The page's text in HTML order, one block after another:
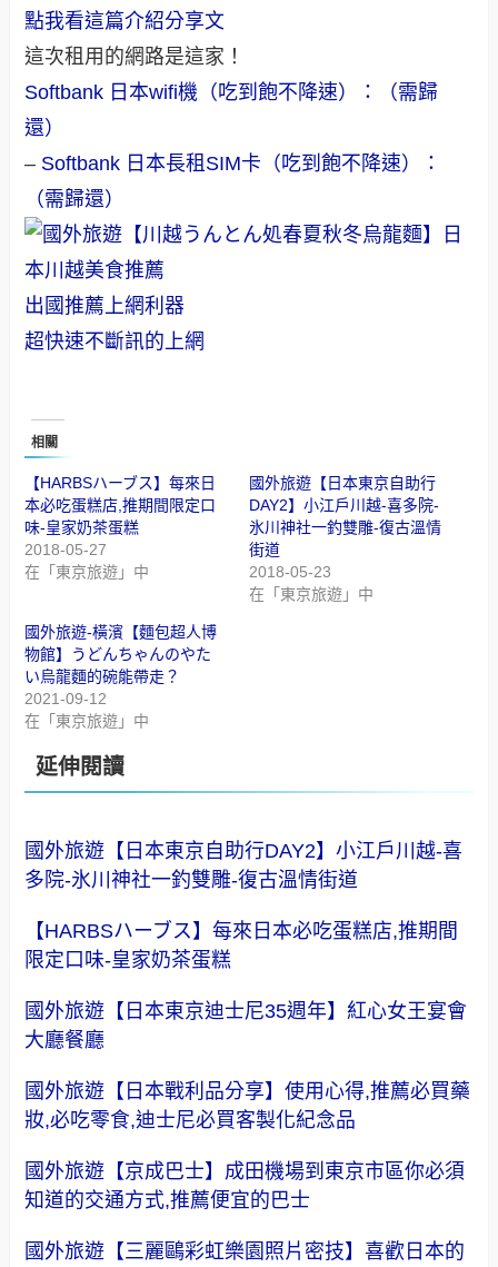
點我看這篇介紹分享文
這次租用的網路是這家！
Softbank 日本wifi機（吃到飽不降速）：（需歸
還）
– Softbank 日本長租SIM卡（吃到飽不降速）：
（需歸還）
出國推薦上網利器
超快速不斷訊的上網
相關
【HARBSハーブス】每來日
本必吃蛋糕店,推期間限定口
味-皇家奶茶蛋糕
2018-05-27
在「東京旅遊」中
國外旅遊【日本東京自助行
DAY2】小江戶川越-喜多院-
氷川神社一釣雙雕-復古溫情
街道
2018-05-23
在「東京旅遊」中
國外旅遊-橫濱【麵包超人博
物館】うどんちゃんのやた
い烏龍麵的碗能帶走？
2021-09-12
在「東京旅遊」中
延伸閱讀
國外旅遊【日本東京自助行DAY2】小江戶川越-喜
多院-氷川神社一釣雙雕-復古溫情街道
【HARBSハーブス】每來日本必吃蛋糕店,推期間
限定口味-皇家奶茶蛋糕
國外旅遊【日本東京迪士尼35週年】紅心女王宴會
大廳餐廳
國外旅遊【日本戰利品分享】使用心得,推薦必買藥
妝,必吃零食,迪士尼必買客製化紀念品
國外旅遊【京成巴士】成田機場到東京市區你必須
知道的交通方式,推薦便宜的巴士
國外旅遊【三麗鷗彩虹樂園照片密技】喜歡日本的